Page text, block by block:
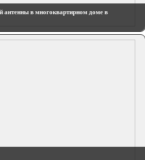
антенны в многоквартирном доме в